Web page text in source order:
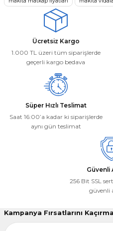
Bu ürüne benzer farklı
Ücretsiz Kargo
1.000 TL üzeri tüm siparişlerde
geçerli kargo bedava
Süper Hızlı Teslimat
Saat 16:00’a kadar ki siparişlerde
aynı gün teslimat
Güvenli
256 Bit SSL
güvenli
Kampanya Fırsatlarını